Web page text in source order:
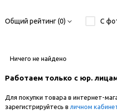
Общий рейтинг (0) С
Ничего не найдено
Работаем только с юр.
Для покупки товара в интернет-
зарегистрируйтесь в личном